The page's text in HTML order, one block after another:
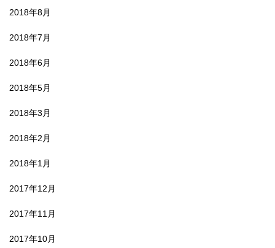
2018年8月
2018年7月
2018年6月
2018年5月
2018年3月
2018年2月
2018年1月
2017年12月
2017年11月
2017年10月